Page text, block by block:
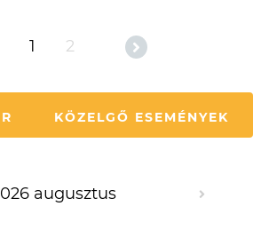
1 2
KÖZELGŐ ESEMÉNYEK
augusztus